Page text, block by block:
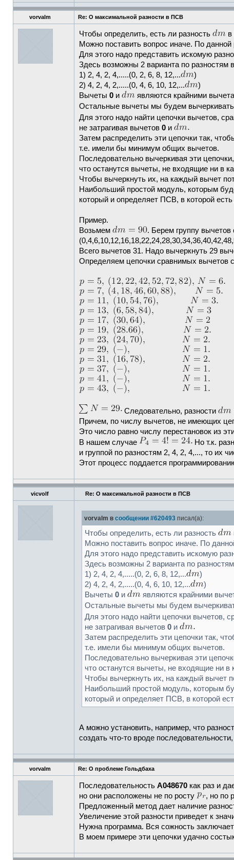
vorvalm Re: О максимальной разности в ПСВ
Чтобы определить, есть ли разность
в
Можно поставить вопрос иначе. По данной
Для этого надо представить искомую
Здесь возможны 2 варианта по разностям
1) 2, 4, 2, 4,.....(0, 2, 6, 8, 12,...
)
2) 4, 2, 4, 2,.....(0, 4, 6, 10, 12,...
)
Вычеты 0 и
являются крайними
Остальные вычеты мы будем вычеркивать
Для этого надо найти цепочки вычетов,
не затрагивая вычетов 0 и
Затем распределить эти цепочки так,
т.е. имели бы минимум общих вычетов.
Последовательно вычеркивая эти
что останутся вычеты, не входящие ни в
Чтобы вычеркнуть их, на каждый вычет
Наибольший простой модуль, которым
который и определяет ПСВ, в которой есть
Пример.
Возьмем
. Берем группу вычетов
Всего вычетов 31. Надо вычеркнуть 29
Определяем цепочки сравнимых вычетов
Следовательно, разности
Причем, по числу вычетов, не имеющих
Это число равно числу перестановок из
В нашем случае
Но т.к.
и группой по разностям 2, 4, 2, 4,..., то их
Этот процесс поддается
vicvolf Re: О максимальной разности в ПСВ
vorvalm в сообщении #620493 писал(а):
Чтобы определить, есть ли разность
Можно поставить вопрос иначе. По
Для этого надо представить искомую
Здесь возможны 2 варианта по разностям
1) 2, 4, 2, 4,.....(0, 2, 6, 8, 12,...
)
2) 4, 2, 4, 2,.....(0, 4, 6, 10, 12,...
)
Вычеты 0 и
являются крайними
Остальные вычеты мы будем
Для этого надо найти цепочки вычетов,
не затрагивая вычетов 0 и
Затем распределить эти цепочки так,
т.е. имели бы минимум общих вычетов.
Последовательно вычеркивая эти
что останутся вычеты, не входящие ни в
Чтобы вычеркнуть их, на каждый вычет
Наибольший простой модуль, которым
который и определяет ПСВ, в которой
А можно установить, например, что
создать что-то вроде
vorvalm Re: О проблеме Гольдбаха
Последовательность А048670 как раз и
но они расположены не по росту
, но по
Предложенный метод дает наличие
Увеличение этой разности приведет к
Нужна программа. Вся сожность
В моем примере эти цепочки удачно